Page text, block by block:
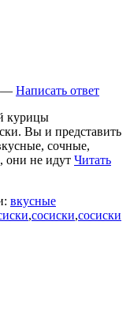
— Написать ответ
курицы
Вы и представить
сочные,
они не идут Читать
вкусные
,сосиски,сосиски